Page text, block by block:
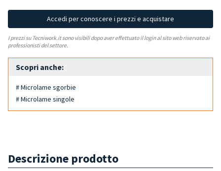
Accedi per conoscere i prezzi e acquistare
I prezzi su Tecniwork.it sono visibili dopo aver effettuato il login al sito web riservato ai
professionisti del settore.
Scopri anche:
# Microlame sgorbie
# Microlame singole
Descrizione prodotto